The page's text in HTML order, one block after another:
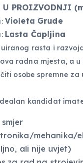
U PROIZVODNJI
Violeta Grude
Lasta Čapljina
rasta i
radna mjesta, a u
osobe spremne za
kandidat
smjer
mehanika/
ali nije uvjet)